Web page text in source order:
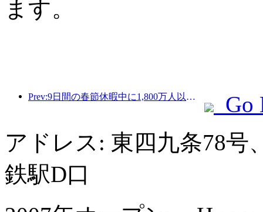
ます。
Prev:9日間の春節休暇中に1,800万人以上が国内外を旅行すると予想されている。
Go
アドレス: 東四九条78号
鉄駅D口